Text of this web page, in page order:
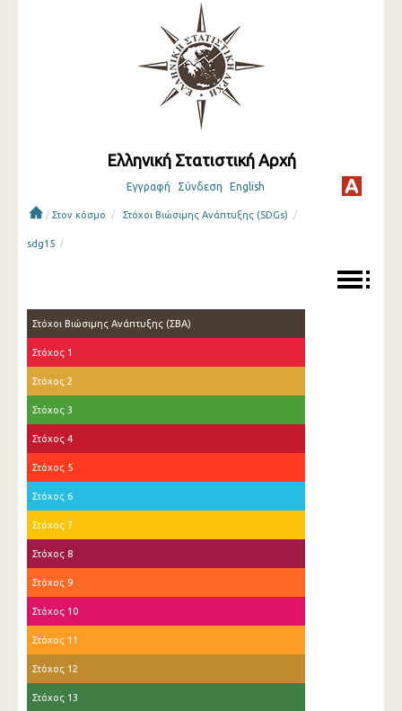
Ελληνική Στατιστική Αρχή
Εγγραφή Σύνδεση English
/ Στον κόσμο / Στόχοι Βιώσιμης Ανάπτυξης (SDGs) /
sdg15 /
Στόχοι Βιώσιμης Ανάπτυξης (ΣΒΑ)
Στόχος 1
Στόχος 2
Στόχος 3
Στόχος 4
Στόχος 5
Στόχος 6
Στόχος 7
Στόχος 8
Στόχος 9
Στόχος 10
Στόχος 11
Στόχος 12
Στόχος 13